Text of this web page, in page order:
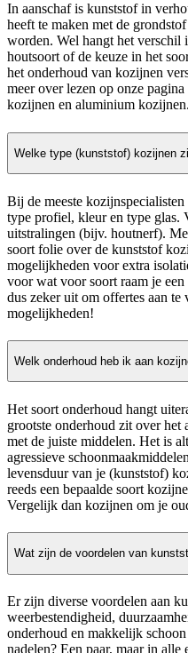
In aanschaf is kunststof in
heeft te maken met de
worden. Wel hangt het
houtsoort of de keuze in het
het onderhoud van kozijnen
meer over lezen op onze
kozijnen en aluminium kozijnen.
Welke type (kunststof) kozijnen
Bij de meeste
type profiel, kleur en type glas.
uitstralingen (bijv. houtnerf).
soort folie over de kunststof
mogelijkheden voor extra
voor wat voor soort raam je
dus zeker uit om offertes aan te
mogelijkheden!
Welk onderhoud heb ik aan
Het soort onderhoud hangt
grootste onderhoud zit over het
met de juiste middelen. Het is
agressieve
levensduur van je (kunststof)
reeds een bepaalde soort
Vergelijk dan kozijnen om je
Wat zijn de voordelen van
Er zijn diverse voordelen aan
weerbestendigheid,
onderhoud en makkelijk
nadelen? Een paar, maar in